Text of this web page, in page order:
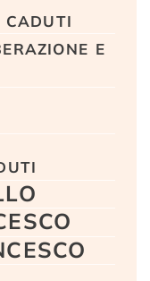
caduti
e